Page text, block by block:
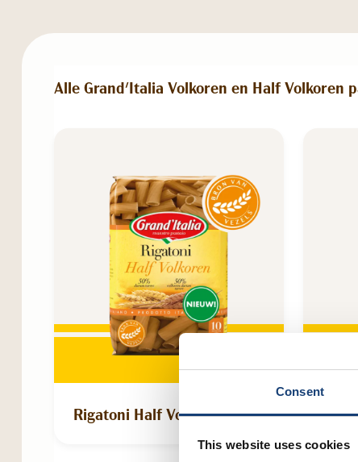
Consent
This website uses cookies
Alle Grand'Italia Volkoren en Half Volkoren
Rigatoni Half Volkoren